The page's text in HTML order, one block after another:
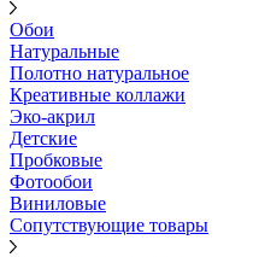
Обои
Натуральные
Полотно натуральное
Креативные коллажи
Эко-акрил
Детские
Пробковые
Фотообои
Виниловые
Сопутствующие товары